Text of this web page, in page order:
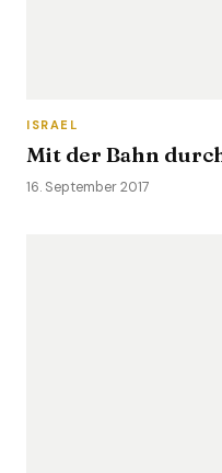
ISRAEL
Mit der Bahn
16. September 2017